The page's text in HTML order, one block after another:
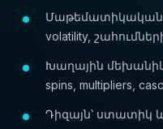
Մաթեմատիկական
volatility,
Խաղային
spins, multipliers,
Դիզայն՝ ստատիկ